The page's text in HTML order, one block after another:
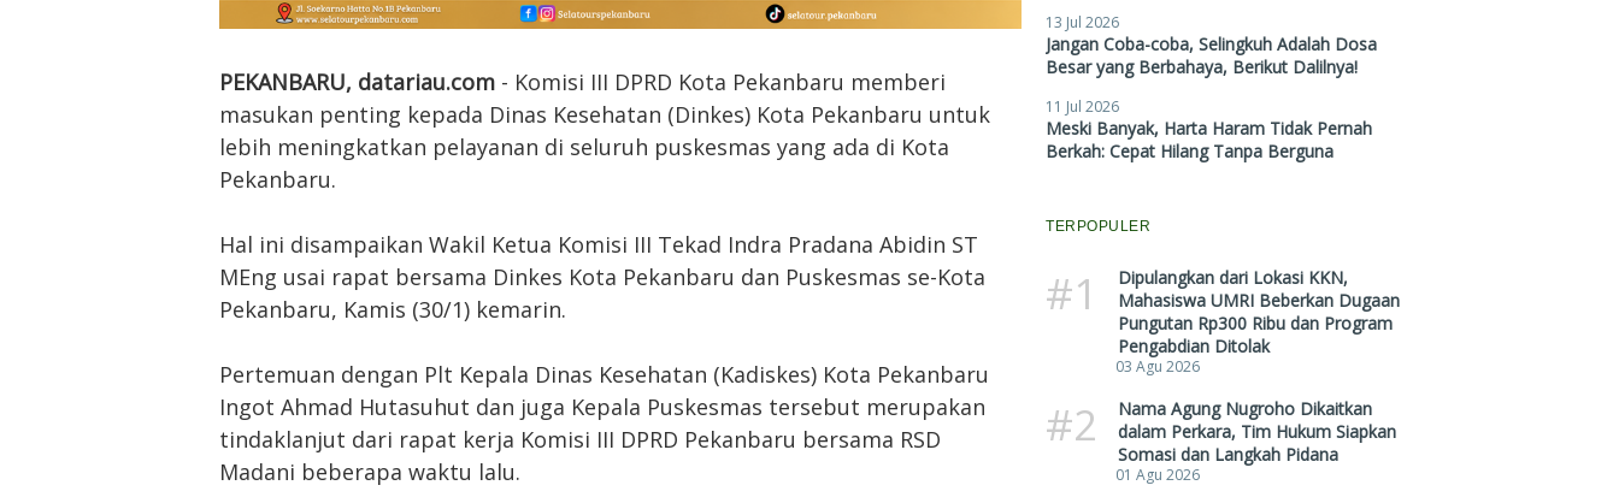
PEKANBARU, datariau.com - Komisi III DPRD Kota Pekanbaru memberi
masukan penting kepada Dinas Kesehatan (Dinkes) Kota Pekanbaru untuk
lebih meningkatkan pelayanan di seluruh puskesmas yang ada di Kota
Pekanbaru.
Hal ini disampaikan Wakil Ketua Komisi III Tekad Indra Pradana Abidin ST
MEng usai rapat bersama Dinkes Kota Pekanbaru dan Puskesmas se-Kota
Pekanbaru, Kamis (30/1) kemarin.
Pertemuan dengan Plt Kepala Dinas Kesehatan (Kadiskes) Kota Pekanbaru
Ingot Ahmad Hutasuhut dan juga Kepala Puskesmas tersebut merupakan
tindaklanjut dari rapat kerja Komisi III DPRD Pekanbaru bersama RSD
Madani beberapa waktu lalu.
13 Jul 2026
Jangan Coba-coba, Selingkuh Adalah Dosa
Besar yang Berbahaya, Berikut Dalilnya!
11 Jul 2026
Meski Banyak, Harta Haram Tidak Pernah
Berkah: Cepat Hilang Tanpa Berguna
TERPOPULER
#1
Dipulangkan dari Lokasi KKN,
Mahasiswa UMRI Beberkan Dugaan
Pungutan Rp300 Ribu dan Program
Pengabdian Ditolak
03 Agu 2026
#2
Nama Agung Nugroho Dikaitkan
dalam Perkara, Tim Hukum Siapkan
Somasi dan Langkah Pidana
01 Agu 2026